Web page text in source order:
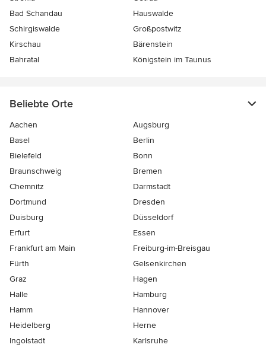
Bad Schandau
Hauswalde
Schirgiswalde
Großpostwitz
Kirschau
Bärenstein
Bahratal
Königstein im Taunus
Beliebte Orte
Aachen
Augsburg
Basel
Berlin
Bielefeld
Bonn
Braunschweig
Bremen
Chemnitz
Darmstadt
Dortmund
Dresden
Duisburg
Düsseldorf
Erfurt
Essen
Frankfurt am Main
Freiburg-im-Breisgau
Fürth
Gelsenkirchen
Graz
Hagen
Halle
Hamburg
Hamm
Hannover
Heidelberg
Herne
Ingolstadt
Karlsruhe